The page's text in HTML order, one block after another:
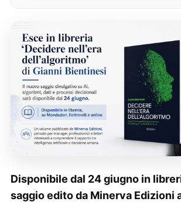
Disponibile dal 24 giugno in
saggio edito da Minerva Edizioni